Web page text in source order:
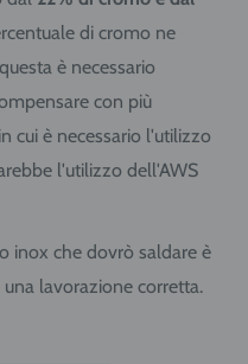
di cromo ne
è necessario
con più
cui è necessario l'utilizzo
l'utilizzo dell'AWS
inox che dovrò saldare è
una lavorazione corretta.